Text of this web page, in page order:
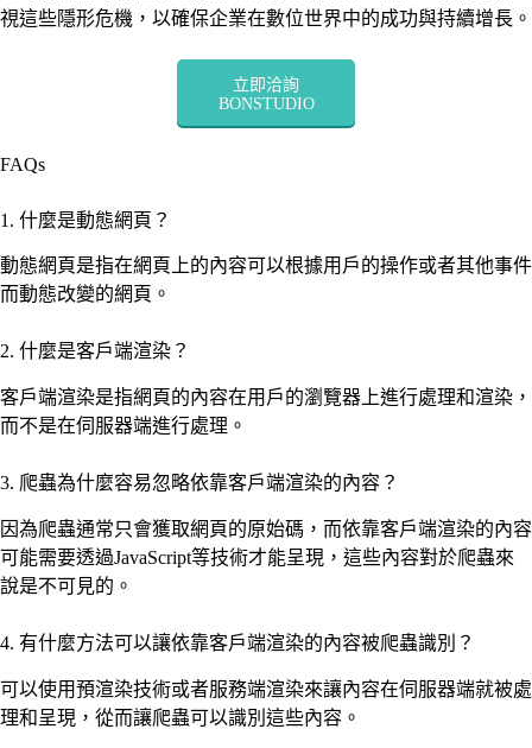
視這些隱形危機，以確保企業在數位世界中的成功與持續增長。
立即洽詢
BONSTUDIO
FAQs
1. 什麼是動態網頁？
動態網頁是指在網頁上的內容可以根據用戶的操作或者其他事件
而動態改變的網頁。
2. 什麼是客戶端渲染？
客戶端渲染是指網頁的內容在用戶的瀏覽器上進行處理和渲染，
而不是在伺服器端進行處理。
3. 爬蟲為什麼容易忽略依靠客戶端渲染的內容？
因為爬蟲通常只會獲取網頁的原始碼，而依靠客戶端渲染的內容
可能需要透過JavaScript等技術才能呈現，這些內容對於爬蟲來
說是不可見的。
4. 有什麼方法可以讓依靠客戶端渲染的內容被爬蟲識別？
可以使用預渲染技術或者服務端渲染來讓內容在伺服器端就被處
理和呈現，從而讓爬蟲可以識別這些內容。